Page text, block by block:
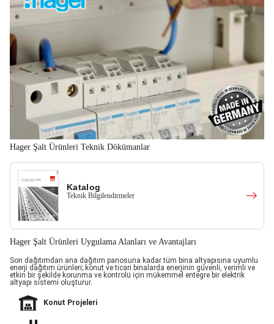
Hager Şalt Ürünleri Teknik Dökümanlar
Katalog
Teknik Bilgilendirmeler
Hager Şalt Ürünleri Uygulama Alanları ve Avantajları
Son dağıtımdan ana dağıtım panosuna kadar tüm bina altyapısına uyumlu
enerji dağıtım ürünleri; konut ve ticari binalarda enerjinin güvenli, verimli ve
etkin bir şekilde korunma ve kontrolü için mükemmel entegre bir elektrik
altyapı sistemi oluşturur.
Konut Projeleri